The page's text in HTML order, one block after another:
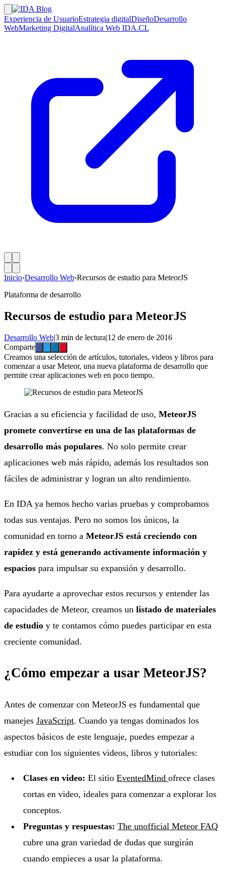
Experiencia de UsuarioEstrategia digitalDiseñoDesarrollo
WebMarketing DigitalAnalítica Web IDA.CL
Inicio›Desarrollo Web›Recursos de estudio para MeteorJS
Plataforma de desarrollo
Recursos de estudio para MeteorJS
Desarrollo Web|3 min de lectura|12 de enero de 2016
Comparte
Creamos una selección de artículos, tutoriales, videos y libros para
comenzar a usar Meteor, una nueva plataforma de desarrollo que
permite crear aplicaciones web en poco tiempo.
Gracias a su eficiencia y facilidad de uso, MeteorJS
promete convertirse en una de las plataformas de
desarrollo más populares. No solo permite crear
aplicaciones web más rápido, además los resultados son
fáciles de administrar y logran un alto rendimiento.
En IDA ya hemos hecho varias pruebas y comprobamos
todas sus ventajas. Pero no somos los únicos, la
comunidad en torno a MeteorJS está creciendo con
rapidez y está generando activamente información y
espacios para impulsar su expansión y desarrollo.
Para ayudarte a aprovechar estos recursos y entender las
capacidades de Meteor, creamos un listado de materiales
de estudio y te contamos cómo puedes participar en esta
creciente comunidad.
¿Cómo empezar a usar MeteorJS?
Antes de comenzar con MeteorJS es fundamental que
manejes JavaScript. Cuando ya tengas dominados los
aspectos básicos de este lenguaje, puedes empezar a
estudiar con los siguientes videos, libros y tutoriales:
Clases en video: El sitioEventedMindofrece clases
cortas en video, ideales para comenzar a explorar los
conceptos.
Preguntas y respuestas: The unofficial Meteor FAQ
cubre una gran variedad de dudas que surgirán
cuando empieces a usar la plataforma.